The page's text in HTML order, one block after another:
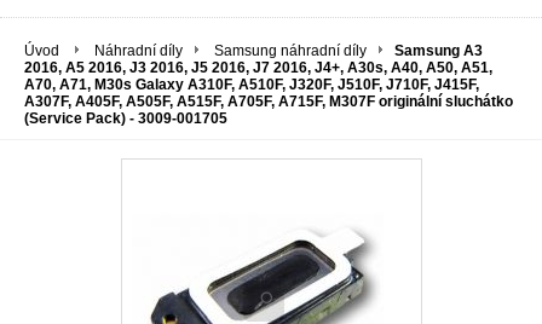
Úvod Náhradní díly Samsung náhradní díly
Samsung A3
2016, A5 2016, J3 2016, J5 2016, J7 2016, J4+, A30s, A40, A50, A51,
A70, A71, M30s Galaxy A310F, A510F, J320F, J510F, J710F, J415F,
A307F, A405F, A505F, A515F, A705F, A715F, M307F originální sluchátko
(Service Pack) - 3009-001705